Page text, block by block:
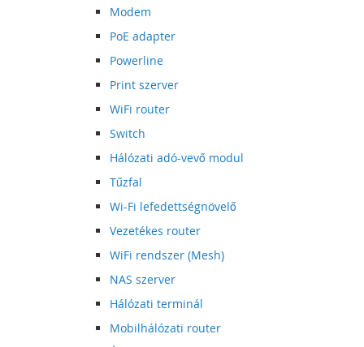
Modem
PoE adapter
Powerline
Print szerver
WiFi router
Switch
Hálózati adó-vevő modul
Tűzfal
Wi-Fi lefedettségnövelő
Vezetékes router
WiFi rendszer (Mesh)
NAS szerver
Hálózati terminál
Mobilhálózati router